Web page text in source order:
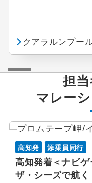
クアラルンプー
担
マレー
高知発 添乗員同行
高知発着＜ナビゲ
ザ・シーズで航